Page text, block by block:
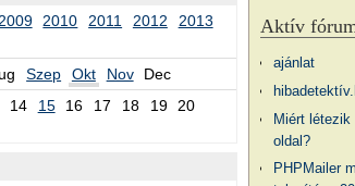
2010 2011 2012
2013
Szep Okt Nov
Dec
14 15 16 17 18 19
20
Aktív
ajánlat
Miért létezik
oldal?
PHPMailer